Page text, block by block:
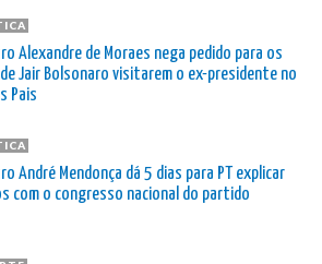
Alexandre de Moraes nega pedido para os
Jair Bolsonaro visitarem o ex-presidente no
Pais
André Mendonça dá 5 dias para PT explicar
com o congresso nacional do partido